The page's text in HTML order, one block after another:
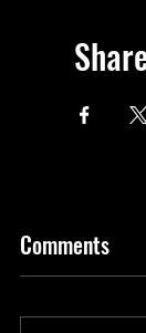
Comments